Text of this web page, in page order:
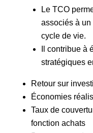
Le TCO
associés à un
cycle de vie.
Il contribue à
stratégiques
Retour sur
Économies
Taux de
fonction achats